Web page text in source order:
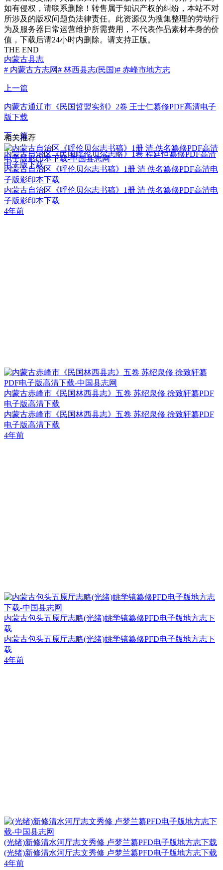
如有侵权，请联系删除！转售属于知识产权的纠纷，本站不对
所涉及的版权问题负法律责任。此资源仅为搜集整理的劳动行
为及服务器日常运营维护所需费用，不代表作品素材本身的价
值，下载后请24小时内删除。请支持正版。
THE END
内蒙古县志
# 内蒙古方志网# 林西县志(民国)# 赤峰市地方志
上一篇
内蒙古通辽市《民国哲盟实剂》2卷 王士仁纂修PDF高清电子
版下载
下一篇
内蒙古自治区《民国呼伦贝尔志略》1卷 程廷恒纂修PDF高清
电子版下载
相关推荐
内蒙古自治区《呼伦贝尔志书稿》1册 清 佚名纂修PDF高清电
子版影印本下载
内蒙古自治区《呼伦贝尔志书稿》1册 清 佚名纂修PDF高清电
子版影印本下载
4年前
内蒙古赤峰市《民国林西县志》五卷 苏绍泉修 徐致轩纂PDF
电子版高清下载
内蒙古赤峰市《民国林西县志》五卷 苏绍泉修 徐致轩纂PDF
电子版高清下载
4年前
内蒙古包头五原厅志略(光绪)姚学镜纂修PFD电子版地方志下
载
内蒙古包头五原厅志略(光绪)姚学镜纂修PFD电子版地方志下
载
4年前
(光绪)新修清水河厅志文秀修 卢梦兰纂PFD电子版地方志下载
(光绪)新修清水河厅志文秀修 卢梦兰纂PFD电子版地方志下载
4年前